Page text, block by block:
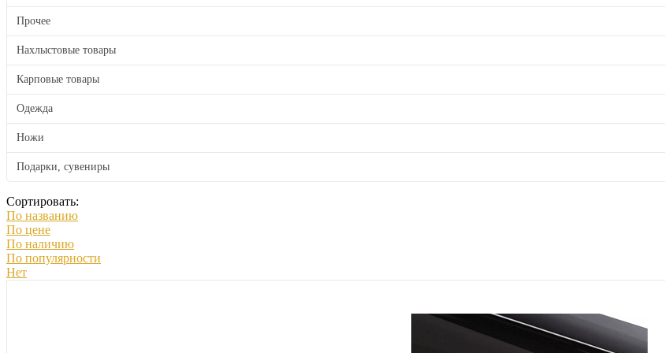
Прочее
Нахлыстовые товары
Карповые товары
Одежда
Ножи
Подарки, сувениры
Сортировать:
По названию
По цене
По наличию
По популярности
Нет